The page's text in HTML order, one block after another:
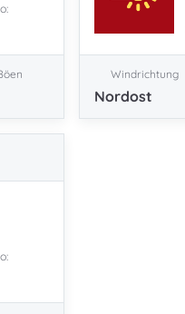
Windrichtung
Nordost